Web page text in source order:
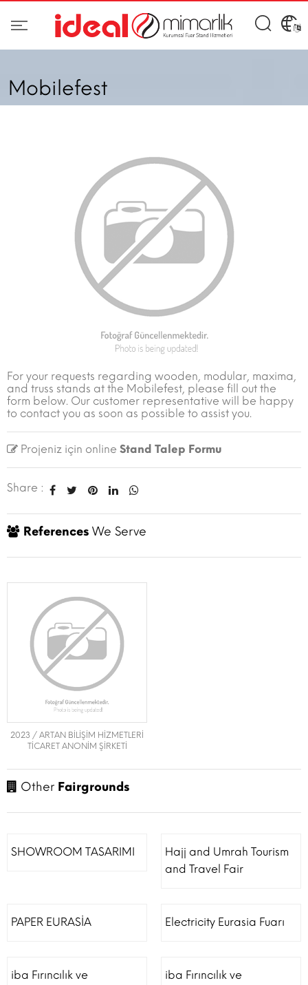
Mobilefest
For your requests regarding wooden, modular, maxima,
and truss stands at the Mobilefest, please fill out the
form below. Our customer representative will be happy
to contact you as soon as possible to assist you.
Projeniz için online Stand Talep Formu
Share :
References We Serve
2023 / ARTAN BİLİŞİM HİZMETLERİ
TİCARET ANONİM ŞİRKETİ
Other Fairgrounds
SHOWROOM TASARIMI
Hajj and Umrah Tourism
and Travel Fair
PAPER EURASİA Electricity Eurasia Fuarı
iba Fırıncılık ve
iba Fırıncılık ve